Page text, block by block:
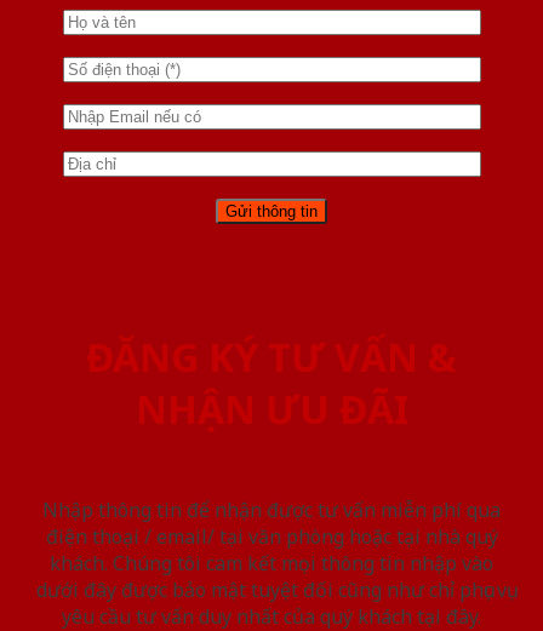
ĐĂNG KÝ TƯ VẤN &
NHẬN ƯU ĐÃI
Nhập thông tin để nhận được tư vấn miễn phí qua
điện thoại / email/ tại văn phòng hoặc tại nhà quý
khách. Chúng tôi cam kết mọi thông tin nhập vào
dưới đây được bảo mật tuyệt đối cũng như chỉ phục vụ
yêu cầu tư vấn duy nhất của quý khách tại đây.